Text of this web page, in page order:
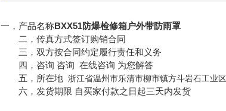
一，产品名称BXX51防爆检修箱户外带防雨罩
二，传真方式签订购销合同
三，双方按合同约定履行责任和义务
四，咨询 咨询 在线咨询 为您解答
五，所在地 浙江省温州市乐清市柳市镇方斗岩石工业区
六，发货期限 自买家付款之日起三天内发货